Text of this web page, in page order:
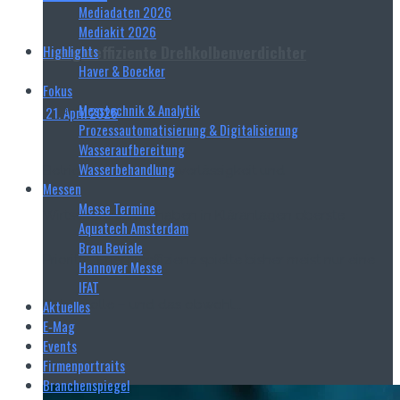
Energieeffiziente Drehkolbenverdichter
21. April 2026
Betriebssicherheit, Zuverlässigkeit und
Wirtschaftlichkeit haben in Kläranlagen oberste
Priorität. Energieeffizienz spielte bisher meist nur eine
Nebenrolle – und das obwohl...
Read more
Mediadaten 2026
Mediakit 2026
Highlights
Haver & Boecker
Fokus
Messtechnik & Analytik
Prozessautomatisierung & Digitalisierung
Wasseraufbereitung
Wasserbehandlung
Messen
Messe Termine
Aquatech Amsterdam
Brau Beviale
Hannover Messe
IFAT
Aktuelles
E‑Mag
Events
Firmenportraits
Branchenspiegel